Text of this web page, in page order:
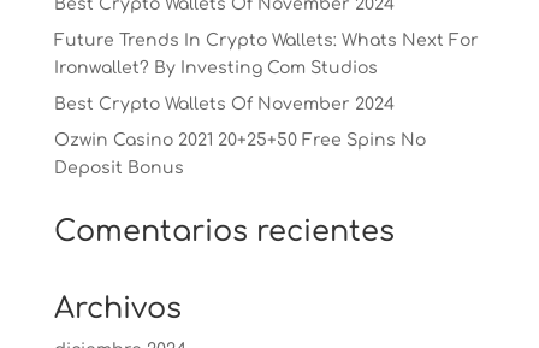
Best Crypto Wallets Of November 2024
Future Trends In Crypto Wallets: Whats Next For
Ironwallet? By Investing Com Studios
Best Crypto Wallets Of November 2024
Ozwin Casino 2021 20+25+50 Free Spins No
Deposit Bonus
Comentarios recientes
Archivos